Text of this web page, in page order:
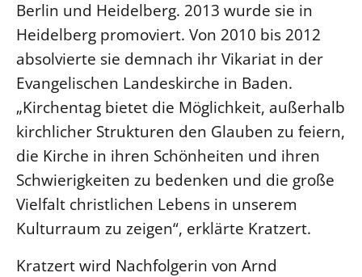
Berlin und Heidelberg. 2013 wurde sie in
Heidelberg promoviert. Von 2010 bis 2012
absolvierte sie demnach ihr Vikariat in der
Evangelischen Landeskirche in Baden.
„Kirchentag bietet die Möglichkeit, außerhalb
kirchlicher Strukturen den Glauben zu feiern,
die Kirche in ihren Schönheiten und ihren
Schwierigkeiten zu bedenken und die große
Vielfalt christlichen Lebens in unserem
Kulturraum zu zeigen“, erklärte Kratzert.
Kratzert wird Nachfolgerin von Arnd
27. Landessynode
Kontakt
Hintergrund
MITARBEIT
Ehrenamt
Beruf
Freie Stellen
BIBLIOTHEK & ARCHIV
SERVICE